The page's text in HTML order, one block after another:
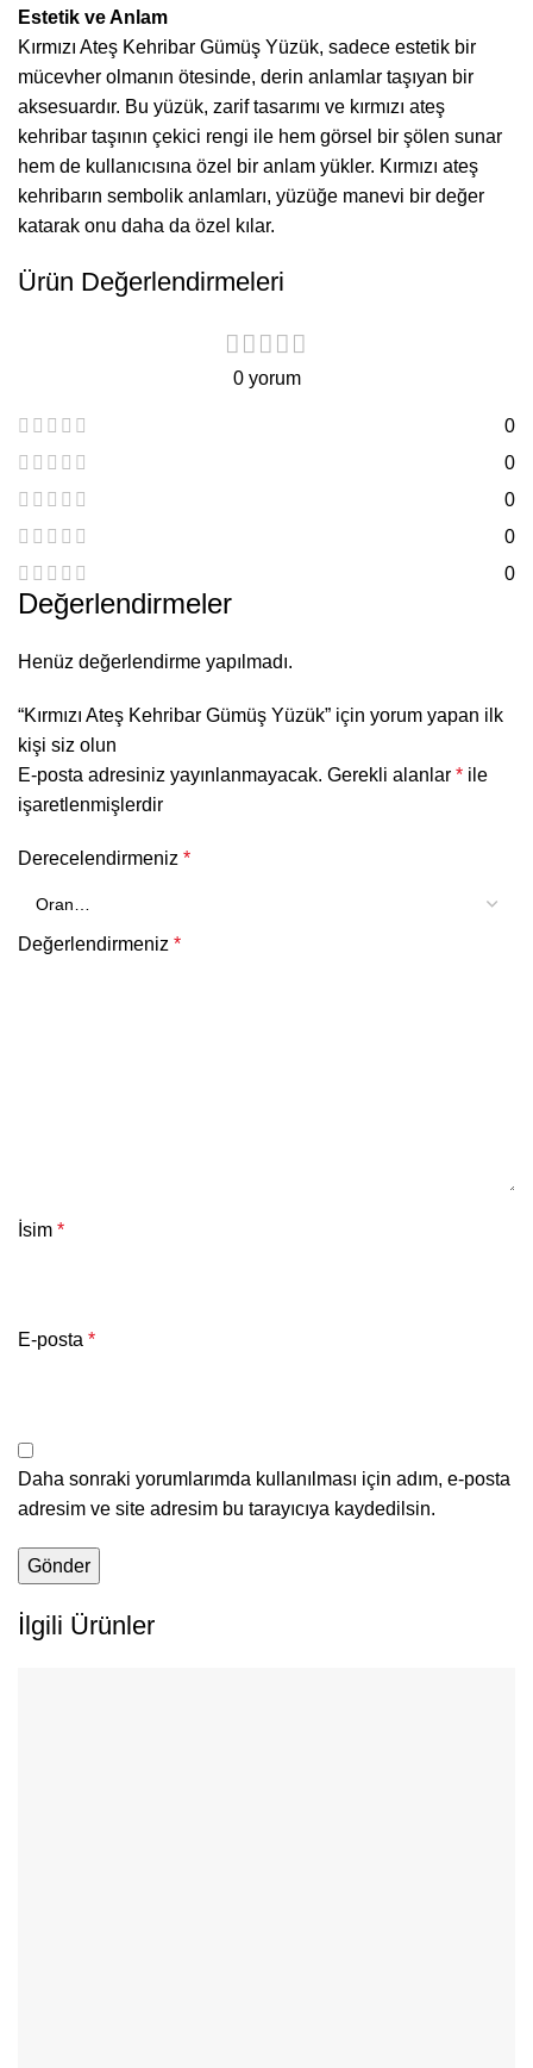
Estetik ve Anlam
Kırmızı Ateş Kehribar Gümüş Yüzük, sadece estetik bir
mücevher olmanın ötesinde, derin anlamlar taşıyan bir
aksesuardır. Bu yüzük, zarif tasarımı ve kırmızı ateş
kehribar taşının çekici rengi ile hem görsel bir şölen sunar
hem de kullanıcısına özel bir anlam yükler. Kırmızı ateş
kehribarın sembolik anlamları, yüzüğe manevi bir değer
katarak onu daha da özel kılar.
Ürün Değerlendirmeleri
0 yorum
0
0
0
0
0
Değerlendirmeler
Henüz değerlendirme yapılmadı.
“Kırmızı Ateş Kehribar Gümüş Yüzük” için yorum yapan ilk
kişi siz olun
E-posta adresiniz yayınlanmayacak. Gerekli alanlar * ile
işaretlenmişlerdir
Derecelendirmeniz *
Değerlendirmeniz *
İsim *
E-posta *
Daha sonraki yorumlarımda kullanılması için adım, e-posta
adresim ve site adresim bu tarayıcıya kaydedilsin.
İlgili Ürünler